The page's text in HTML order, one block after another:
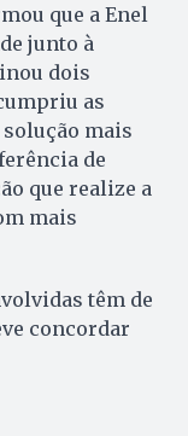
que a Enel
junto à
dois
as
solução mais
de
que realize a
mais
têm de
concordar